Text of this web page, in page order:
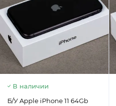
В наличии
Б/У Apple iPhone 11 64Gb